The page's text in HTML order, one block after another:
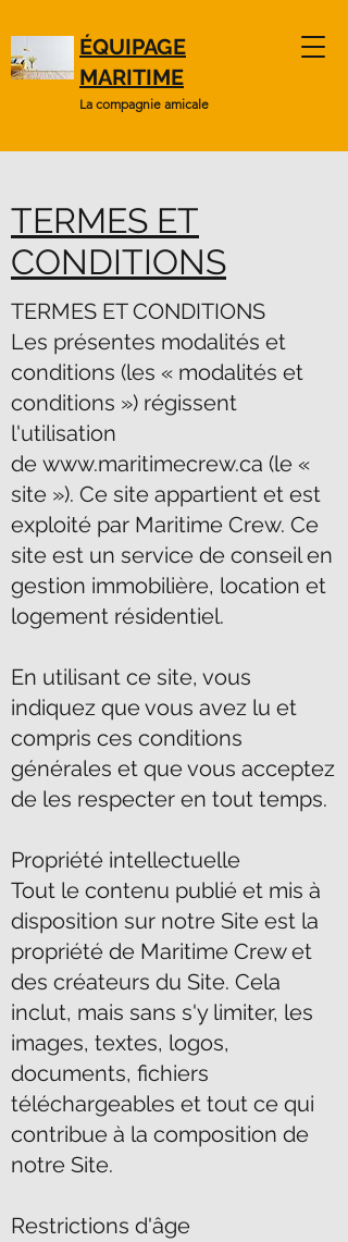
ÉQUIPAGE
MARITIME
La compagnie amicale
TERMES ET
CONDITIONS
TERMES ET CONDITIONS
Les présentes modalités et
conditions (les « modalités et
conditions ») régissent
l'utilisation
de www.maritimecrew.ca (le «
site »). Ce site appartient et est
exploité par Maritime Crew. Ce
site est un service de conseil en
gestion immobilière, location et
logement résidentiel.
En utilisant ce site, vous
indiquez que vous avez lu et
compris ces conditions
générales et que vous acceptez
de les respecter en tout temps.
Propriété intellectuelle
Tout le contenu publié et mis à
disposition sur notre Site est la
propriété de Maritime Crew et
des créateurs du Site. Cela
inclut, mais sans s'y limiter, les
images, textes, logos,
documents, fichiers
téléchargeables et tout ce qui
contribue à la composition de
notre Site.
Restrictions d'âge